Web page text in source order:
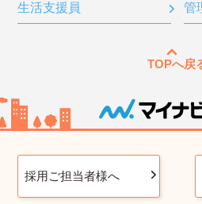
生活支援員 管
TOPへ戻
採用ご担当者様へ